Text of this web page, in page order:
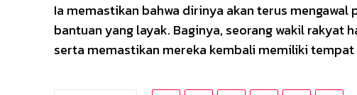
Ia memastikan bahwa dirinya akan terus
bantuan yang layak. Baginya, seorang wakil rakyat
serta memastikan mereka kembali memiliki tempat